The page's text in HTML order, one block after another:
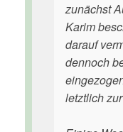
zunächst
Karim
darauf
dennoch
letztlich